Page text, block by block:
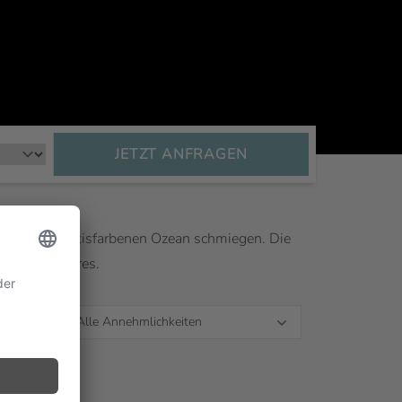
JETZT ANFRAGEN
den türkisfarbenen Ozean schmiegen. Die
des Meeres.
Alle Annehmlichkeiten